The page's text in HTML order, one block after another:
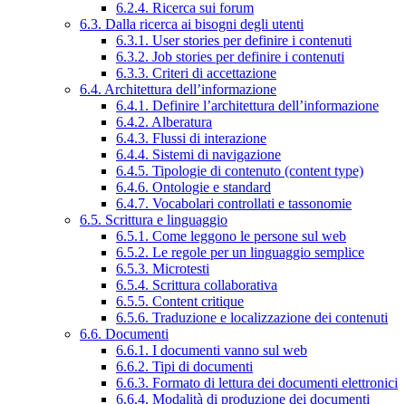
6.2.4. Ricerca sui forum
6.3. Dalla ricerca ai bisogni degli utenti
6.3.1. User stories per definire i contenuti
6.3.2. Job stories per definire i contenuti
6.3.3. Criteri di accettazione
6.4. Architettura dell’informazione
6.4.1. Definire l’architettura dell’informazione
6.4.2. Alberatura
6.4.3. Flussi di interazione
6.4.4. Sistemi di navigazione
6.4.5. Tipologie di contenuto (content type)
6.4.6. Ontologie e standard
6.4.7. Vocabolari controllati e tassonomie
6.5. Scrittura e linguaggio
6.5.1. Come leggono le persone sul web
6.5.2. Le regole per un linguaggio semplice
6.5.3. Microtesti
6.5.4. Scrittura collaborativa
6.5.5. Content critique
6.5.6. Traduzione e localizzazione dei contenuti
6.6. Documenti
6.6.1. I documenti vanno sul web
6.6.2. Tipi di documenti
6.6.3. Formato di lettura dei documenti elettronici
6.6.4. Modalità di produzione dei documenti